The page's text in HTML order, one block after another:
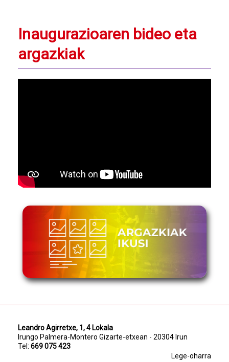
Inaugurazioaren bideo eta
argazkiak
Leandro Agirretxe, 1, 4 Lokala
Irungo Palmera-Montero Gizarte-etxean - 20304 Irun
Tel: 669 075 423
Lege-oharra